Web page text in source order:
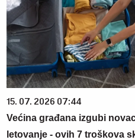
15. 07. 2026 07:44
Većina građana izgubi
letovanje - ovih 7 troškova